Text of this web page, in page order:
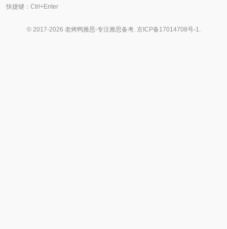
快捷键：Ctrl+Enter
© 2017-2026 老烤鸭雅思-专注雅思备考. 京ICP备17014708号-1